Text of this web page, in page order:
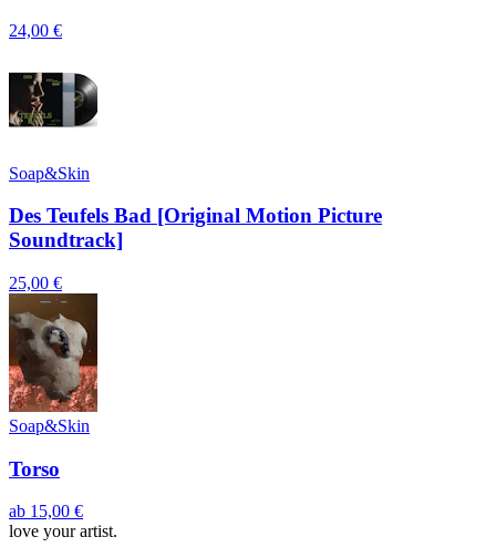
24,00 €
Soap&Skin
Des Teufels Bad [Original Motion Picture
Soundtrack]
25,00 €
Soap&Skin
Torso
ab 15,00 €
love your artist.